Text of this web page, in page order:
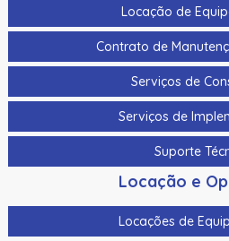
Cartao De Proximidade Rfid
Em 125Khz Em Pvc
Cartao De Proximidade Rfid
125Khz
Cartao De Proximidade Rfid
Cartao De Proximidade Rfid
Mifare 13,56Mhz E Em 125Khz Em
Locação de
Contrato de
Serviços de
Serviços de
Suporte
Locação e
Locações de